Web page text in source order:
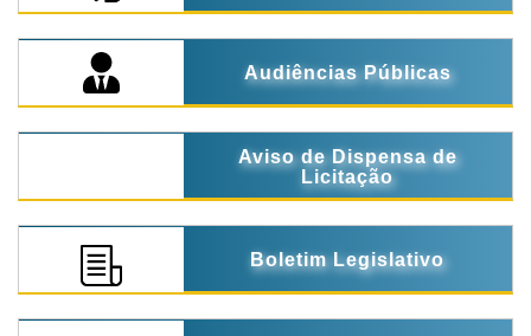
Audiências Públicas
Aviso de Dispensa de
Licitação
Boletim Legislativo